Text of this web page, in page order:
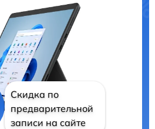
Скидка по
предварительной
записи на сайте